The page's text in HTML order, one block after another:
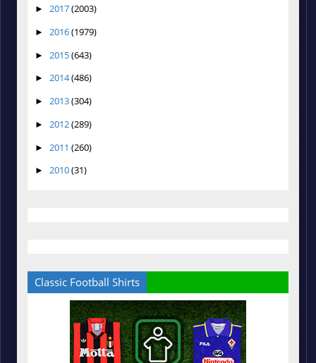
► 2017(2003)
► 2016(1979)
► 2015(643)
► 2014(486)
► 2013(304)
► 2012(289)
► 2011 (260)
► 2010(31)
Classic Football Shirts